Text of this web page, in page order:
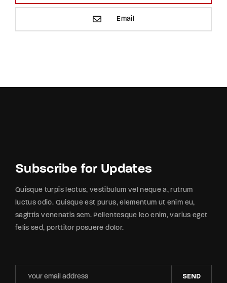
Email
Subscribe for Updates
Quisque turpis lectus, vestibulum vel neque a, rutrum
luctus odio. Quisque est purus, elementum ut enim eu,
sagittis venenatis sem. Pellentesque leo enim, varius eget
felis sed, porttitor posuere dolor.
SEND